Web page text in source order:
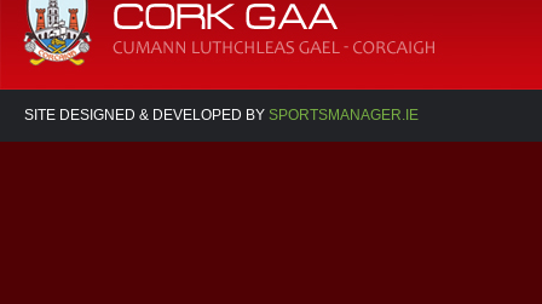
SITE DESIGNED & DEVELOPED BY SPORTSMANAGER.IE